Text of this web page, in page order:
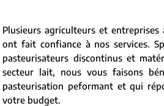
Plusieurs agriculteurs et
ont fait confiance à nos services.
pasteurisateurs discontinus et
secteur lait, nous vous faisons
pasteurisation peformant et qui
votre budget.